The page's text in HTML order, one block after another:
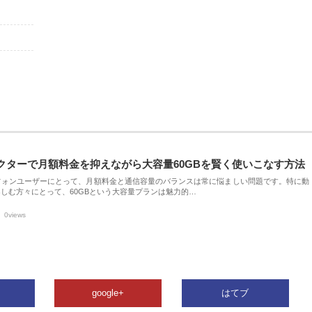
ターで月額料金を抑えながら大容量60GBを賢く使いこなす方法
ンユーザーにとって、月額料金と通信容量のバランスは常に悩ましい問題です。特に動
む方々にとって、60GBという大容量プランは魅力的…
0views
google+ はてブ